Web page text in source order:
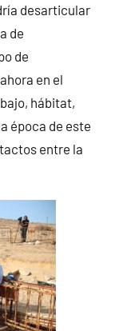
desarticular
de
de
en el
hábitat,
época de este
entre la